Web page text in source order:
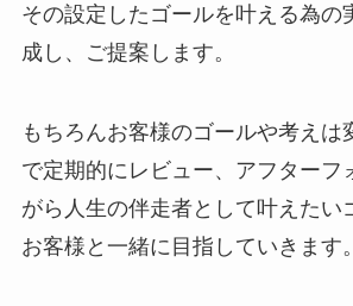
その設定したゴールを叶える為の
成し、ご提案します。
もちろんお客様のゴールや考えは
で定期的にレビュー、アフターフ
がら人生の伴走者として叶えたい
お客様と一緒に目指していきます。